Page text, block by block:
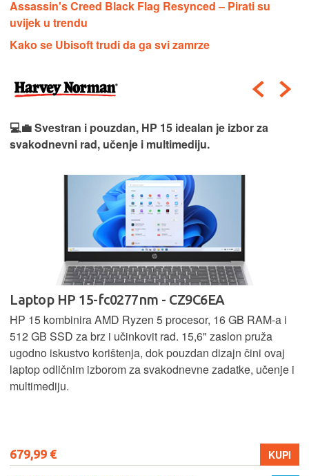
Assassin's Creed Black Flag Resynced – Pirati su
uvijek u trendu
Kako se Ubisoft trudi da ga svi zamrze
💻💼 Svestran i pouzdan, HP 15 idealan je izbor za
svakodnevni rad, učenje i multimediju.
Laptop HP 15-fc0277nm - CZ9C6EA
HP 15 kombinira AMD Ryzen 5 procesor, 16 GB RAM-a i
512 GB SSD za brz i učinkovit rad. 15,6" zaslon pruža
ugodno iskustvo korištenja, dok pouzdan dizajn čini ovaj
laptop odličnim izborom za svakodnevne zadatke, učenje i
multimediju.
679,99 € KUPI